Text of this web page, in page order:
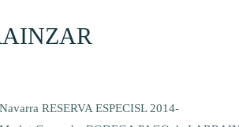
RESERVA ESPECISL 2014-